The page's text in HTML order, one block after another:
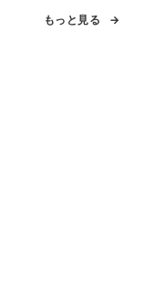
もっと見る